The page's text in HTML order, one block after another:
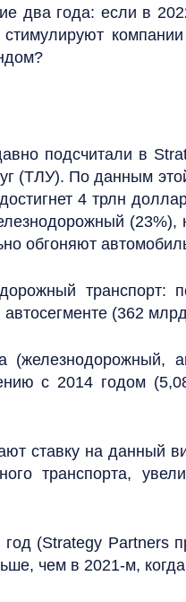
два года: если в
компании
подсчитали в
(ТЛУ). По данным
4 трлн
(23%),
обгоняют
(362
с 2014 годом
ставку на данный
транспорта,
(Strategy Partners
чем в 2021-м, когда